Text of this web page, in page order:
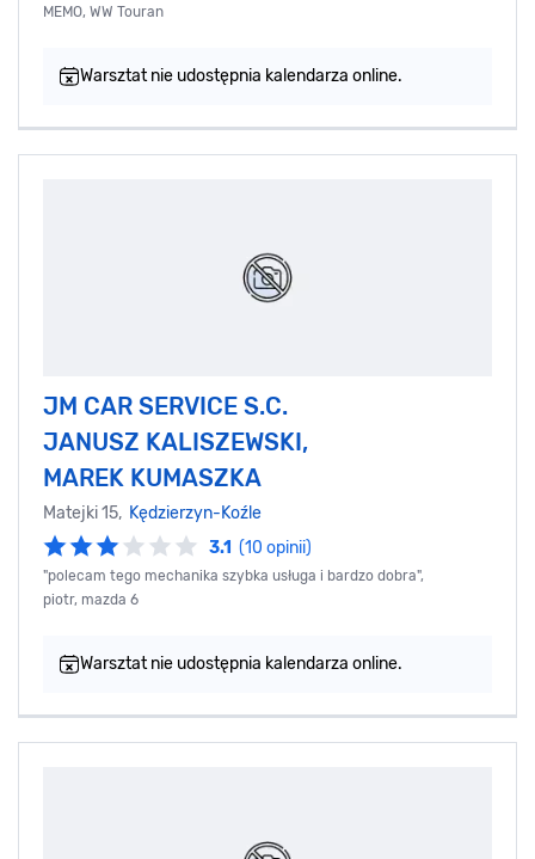
MEMO, WW Touran
Warsztat nie udostępnia kalendarza online.
JM CAR SERVICE S.C.
JANUSZ KALISZEWSKI,
MAREK KUMASZKA
Matejki 15, Kędzierzyn-Koźle
3.1 (10 opinii)
"polecam tego mechanika szybka usługa i bardzo dobra",
piotr, mazda 6
Warsztat nie udostępnia kalendarza online.